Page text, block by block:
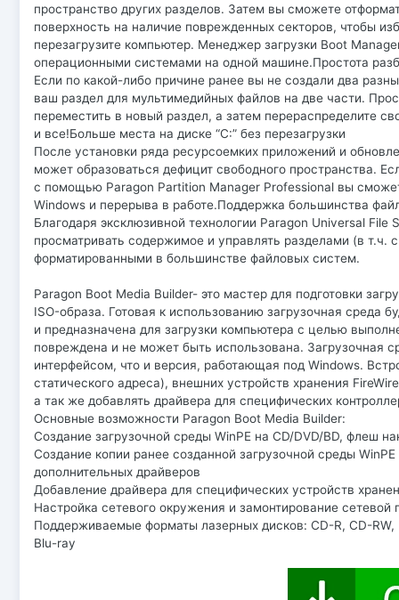
пространство других разделов. Затем вы сможете
поверхность на наличие поврежденных секторов, чтобы
перезагрузите компьютер. Менеджер загрузки Boot
операционными системами на одной машине.Простота
Если по какой-либо причине ранее вы не создали два
ваш раздел для мультимедийных файлов на две части.
переместить в новый раздел, а затем перераспределите
и все!Больше места на диске “C:” без перезагрузки
После установки ряда ресурсоемких приложений и
может образоваться дефицит свободного пространства.
с помощью Paragon Partition Manager Professional вы
Windows и перерыва в работе.Поддержка большинства
Благодаря эксклюзивной технологии Paragon Universal
просматривать содержимое и управлять разделами (в
форматированными в большинстве файловых систем.
Paragon Boot Media Builder- это мастер для подготовки
ISO-образа. Готовая к использованию загрузочная среда
и предназначена для загрузки компьютера с целью
повреждена и не может быть использована. Загрузочная
интерфейсом, что и версия, работающая под Windows.
статического адреса), внешних устройств хранения
а так же добавлять драйвера для специфических
Основные возможности Paragon Boot Media Builder:
Создание загрузочной среды WinPE на CD/DVD/BD, флеш
Создание копии ранее созданной загрузочной среды
дополнительных драйверов
Добавление драйвера для специфических устройств
Настройка сетевого окружения и замонтирование сетевой
Поддерживаемые форматы лазерных дисков: CD-R, CD-RW,
Blu-ray